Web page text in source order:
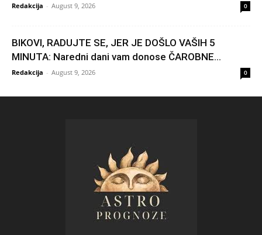
Redakcija - August 9, 2026 0
BIKOVI, RADUJTE SE, JER JE DOŠLO VAŠIH 5
MINUTA: Naredni dani vam donose ČAROBNE...
Redakcija - August 9, 2026 0